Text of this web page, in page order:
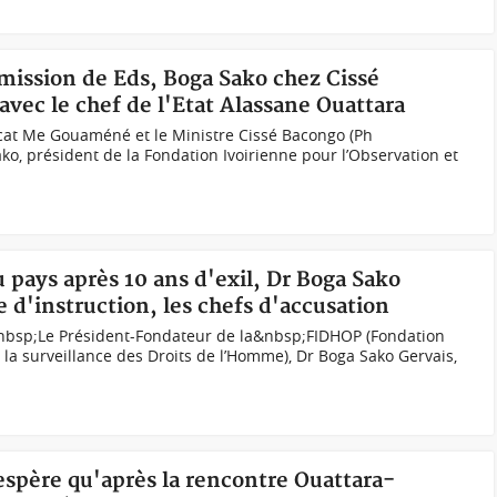
de Eds, Boga Sako chez Cissé
le chef de l'Etat Alassane Ouattara
Me Gouaméné et le Ministre Cissé Bacongo (Ph
président de la Fondation Ivoirienne pour l’Observation et
après 10 ans d'exil, Dr Boga Sako
d'instruction, les chefs d'accusation
Président-Fondateur de la&nbsp;FIDHOP (Fondation
surveillance des Droits de l’Homme), Dr Boga Sako Gervais,
qu'après la rencontre Ouattara-